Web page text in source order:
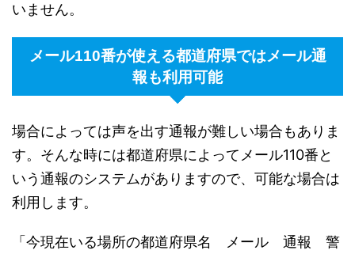
いません。
メール110番が使える都道府県ではメール通
報も利用可能
場合によっては声を出す通報が難しい場合もありま
す。そんな時には都道府県によってメール110番と
いう通報のシステムがありますので、可能な場合は
利用します。
「今現在いる場所の都道府県名 メール 通報 警